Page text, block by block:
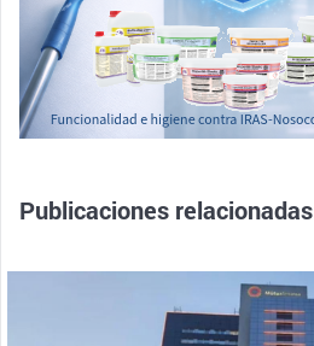
Publicaciones relacionadas